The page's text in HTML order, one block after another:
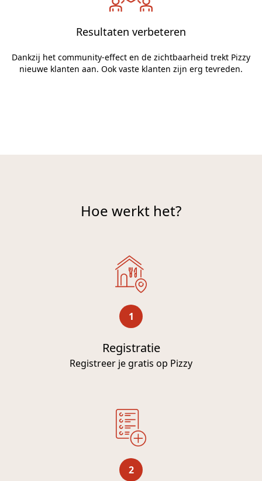
Resultaten verbeteren
Dankzij het community-effect en de zichtbaarheid trekt Pizzy
nieuwe klanten aan. Ook vaste klanten zijn erg tevreden.
Hoe werkt het?
1
Registratie
Registreer je gratis op Pizzy
2